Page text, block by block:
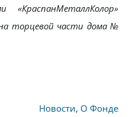
«КраспанМеталлКолор»
торцевой части дома №
Новости, О Фонде